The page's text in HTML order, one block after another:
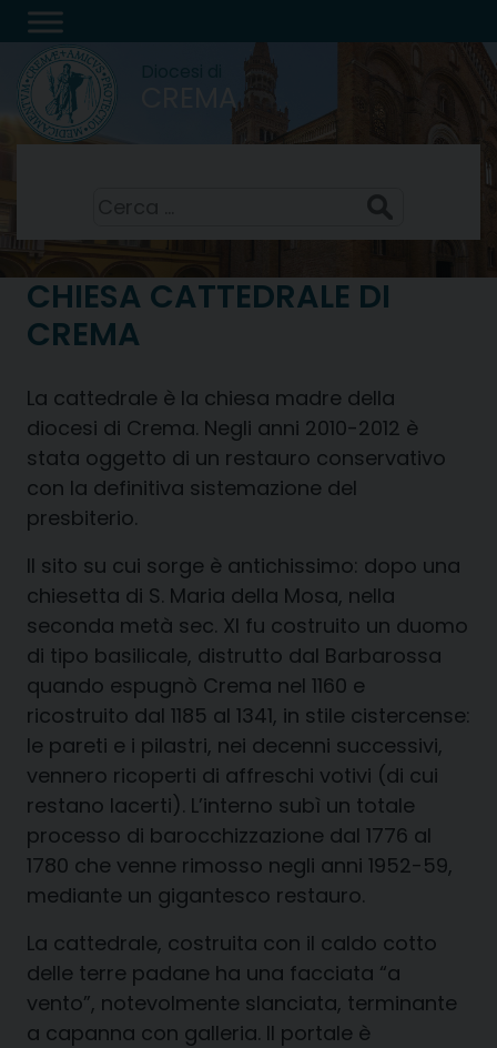
Skip
to
content
CREMA
CHIESA CATTEDRALE DI
CREMA
La cattedrale è la chiesa madre della
diocesi di Crema. Negli anni 2010-2012 è
stata oggetto di un restauro conservativo
con la definitiva sistemazione del
presbiterio.
Il sito su cui sorge è antichissimo: dopo una
chiesetta di S. Maria della Mosa, nella
seconda metà sec. XI fu costruito un duomo
di tipo basilicale, distrutto dal Barbarossa
quando espugnò Crema nel 1160 e
ricostruito dal 1185 al 1341, in stile cistercense:
le pareti e i pilastri, nei decenni successivi,
vennero ricoperti di affreschi votivi (di cui
restano lacerti). L’interno subì un totale
processo di barocchizzazione dal 1776 al
1780 che venne rimosso negli anni 1952-59,
mediante un gigantesco restauro.
La cattedrale, costruita con il caldo cotto
delle terre padane ha una facciata “a
vento”, notevolmente slanciata, terminante
a capanna con galleria. Il portale è